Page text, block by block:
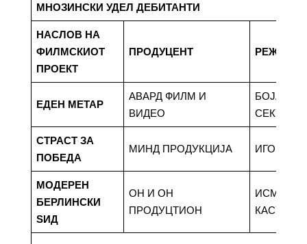
МНОЗИНСКИ УДЕЛ ДЕБИТАНТИ
НАСЛОВ НА
ФИЛМСКИОТ
ПРОЕКТ
ПРОДУЦЕНТ РЕЖИСЕР
ЕДЕН МЕТАР
АВАРД ФИЛМ И
ВИДЕО
БОЈАН
СТРАСТ ЗА
ПОБЕДА
МИНД ПРОДУКЦИЈА ИГОР
МОДЕРЕН
БЕРЛИНСКИ
ЅИД
ОН И ОН
ПРОДУЦТИОН
ИСМАИЉ
КАСУМИ